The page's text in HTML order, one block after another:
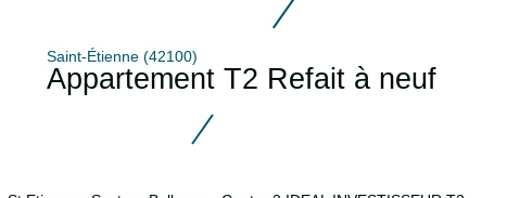
Saint-Étienne (42100)
Appartement T2 Refait à neuf